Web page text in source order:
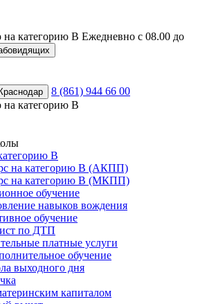
категорию B Ежедневно с 08.00 до
8 (861) 944 66 00
категорию B
В
на категорию В (АКПП)
на категорию В (МКПП)
обучение
навыков вождения
обучение
по ДТП
платные услуги
обучение
выходного дня
капиталом